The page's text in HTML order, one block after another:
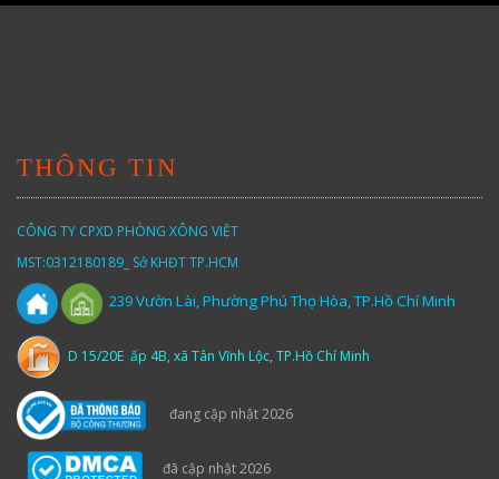
THÔNG TIN
CÔNG TY CPXD PHÒNG XÔNG VIỆT
MST:0312180189_ Sở KHĐT TP.HCM
239Vườn Lài,Phường Phú Thọ Hòa, TP.Hồ Chí Minh
D 15/20E ấp 4B, xã Tân Vĩnh Lộc, TP.Hồ Chí Minh
đang cập nhật 2026
đã cập nhật 2026